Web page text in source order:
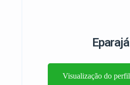
Eparajá
Visualização do perfil